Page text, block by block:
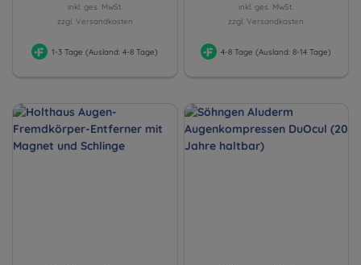
inkl. ges. MwSt.
zzgl. Versandkosten
1-3 Tage (Ausland: 4-8 Tage)
inkl. ges. MwSt.
zzgl. Versandkosten
4-8 Tage (Ausland: 8-14 Tage)